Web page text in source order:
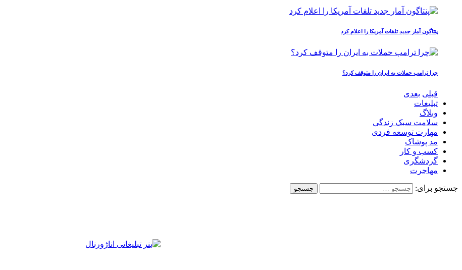
پنتاگون آمار جدید تلفات آمریکا را اعلام کرد
چرا ترامپ حملات به ایران را متوقف کرد؟
قبلی بعدی
تبلیغات
وبلاگ
سلامت سبک زندگی
مهارت توسعه فردی
مد پوشاک
کسب و کار
گردشگری
مهاجرت
جستجو برای: